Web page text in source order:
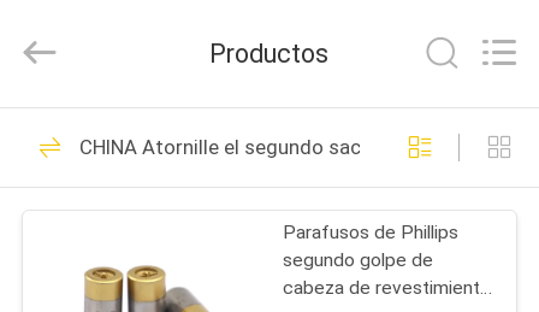
HOGAR
PRODUCTOS
VÍDEOS
Precision
Mold
All
Reserved.
Troquel de carburo
de tungsteno
161
Productos
CHINA Atornille el segundo sacador
Parafusos de Phillips
segundo golpe de
cabeza de revestimiento